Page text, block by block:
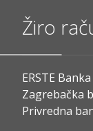
Žiro
ERSTE
Zagrebačka
Privredna